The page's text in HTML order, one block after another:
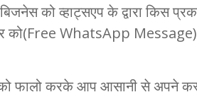
को व्हाट्सएप के द्वारा किस
को(Free WhatsApp
फालो करके आप आसानी से अपने